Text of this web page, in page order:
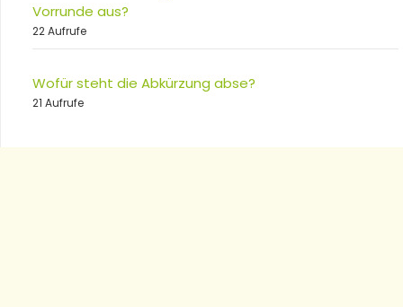
Vorrunde aus?
22 Aufrufe
Wofür steht die Abkürzung abse?
21 Aufrufe